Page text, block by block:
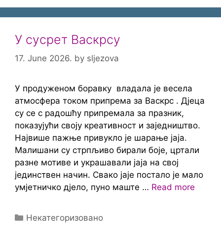
У сусрет Васкрсу
17. June 2026. by sljezova
У продуженом боравку владала је весела
атмосфера током припрема за Васкрс . Дјеца
су се с радошћу припремала за празник,
показујући своју креативност и заједништво.
Највише пажње привукло је шарање јаја.
Малишани су стрпљиво бирали боје, цртали
разне мотиве и украшавали јаја на свој
јединствен начин. Свако јаје постало је мало
умјетничко дјело, пуно маште … Read more
Categories
Некатегоризовано